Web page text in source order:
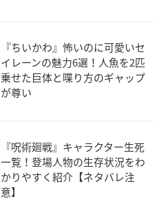
『ちいかわ』怖いのに可愛いセ
イレーンの魅力6選！人魚を2匹
乗せた巨体と喋り方のギャップ
が尊い
『呪術廻戦』キャラクター生死
一覧！登場人物の生存状況をわ
かりやすく紹介【ネタバレ注
意】